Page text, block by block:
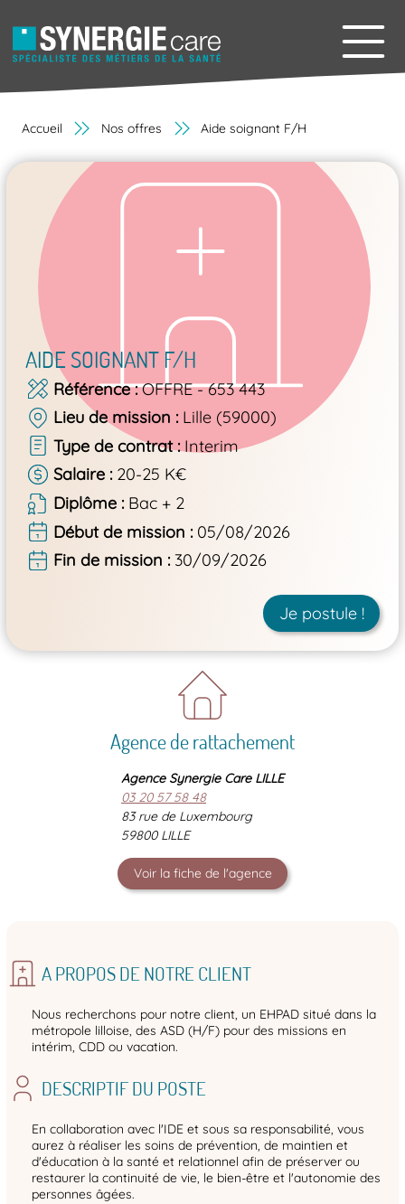
Accueil Nos offres Aide soignant F/H
AIDE SOIGNANT F/H
Référence OFFRE - 653 443
Lieu de mission
Lille (59000)
Type de contrat Interim
Salaire
20-25 K€
Diplôme
Bac + 2
Début de mission
05/08/2026
Fin de mission
30/09/2026
Je postule !
Agence de rattachement
Agence Synergie Care LILLE
03 20 57 58 48
83 rue de Luxembourg
59800 LILLE
Voir la fiche de l'agence
A PROPOS DE NOTRE CLIENT
Nous recherchons pour notre client, un EHPAD situé dans la
métropole lilloise, des ASD (H/F) pour des missions en
intérim, CDD ou vacation.
DESCRIPTIF DU POSTE
En collaboration avec l'IDE et sous sa responsabilité, vous
aurez à réaliser les soins de prévention, de maintien et
d'éducation à la santé et relationnel afin de préserver ou
restaurer la continuité de vie, le bien-être et l'autonomie des
personnes âgées.